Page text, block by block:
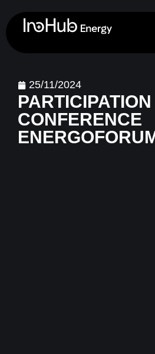
25/11/2024
PARTICIPATION
CONFERENCE